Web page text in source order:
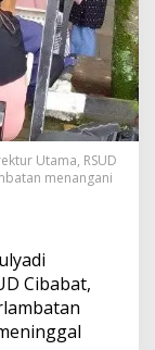
Utama, RSUD
menangani
Cibabat,